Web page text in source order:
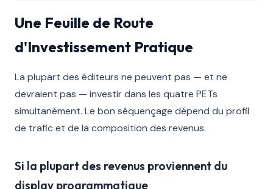
Une Feuille de Route
d'Investissement Pratique
La plupart des éditeurs ne peuvent pas — et ne
devraient pas — investir dans les quatre PETs
simultanément. Le bon séquençage dépend du profil
de trafic et de la composition des revenus.
Si la plupart des revenus proviennent du
display programmatique